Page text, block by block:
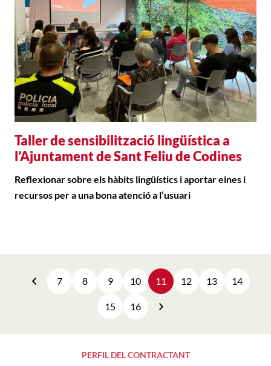
Taller de sensibilització lingüística a
l’Ajuntament de Sant Feliu de Codines
Reflexionar sobre els hàbits lingüístics i aportar eines i
recursos per a una bona atenció a l’usuari
Anterior
7 8 9 10 11 12 13 14
15 16
PERFIL DEL CONTRACTANT